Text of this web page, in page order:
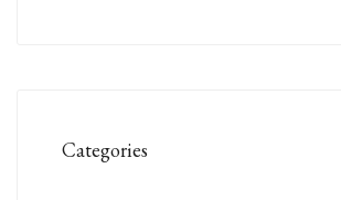
Categories